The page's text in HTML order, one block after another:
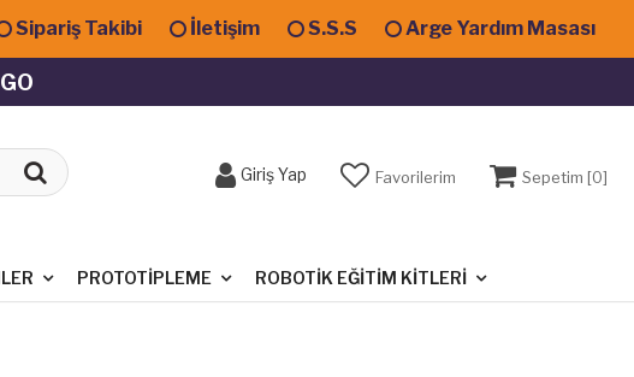
Sipariş Takibi İletişim S.S.S Arge Yardım Masası
GO
Giriş Yap Favorilerim Sepetim [0]
PROTOTIPLEME ROBOTIK EĞITIM KITLERI